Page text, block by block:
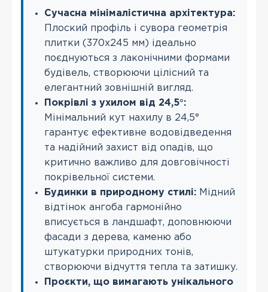
Сучасна мінімалістична архітектура:
Плоский профіль і сувора геометрія
плитки (370х245 мм) ідеально
поєднуються з лаконічними формами
будівель, створюючи цілісний та
елегантний зовнішній вигляд.
Покрівлі з ухилом від 24,5°:
Мінімальний кут нахилу в 24,5°
гарантує ефективне водовідведення
та надійний захист від опадів, що
критично важливо для довговічності
покрівельної системи.
Будинки в природному стилі: Мідний
відтінок ангоба гармонійно
вписується в ландшафт, доповнюючи
фасади з дерева, каменю або
штукатурки природних тонів,
створюючи відчуття тепла та затишку.
Проєкти, що вимагають унікального